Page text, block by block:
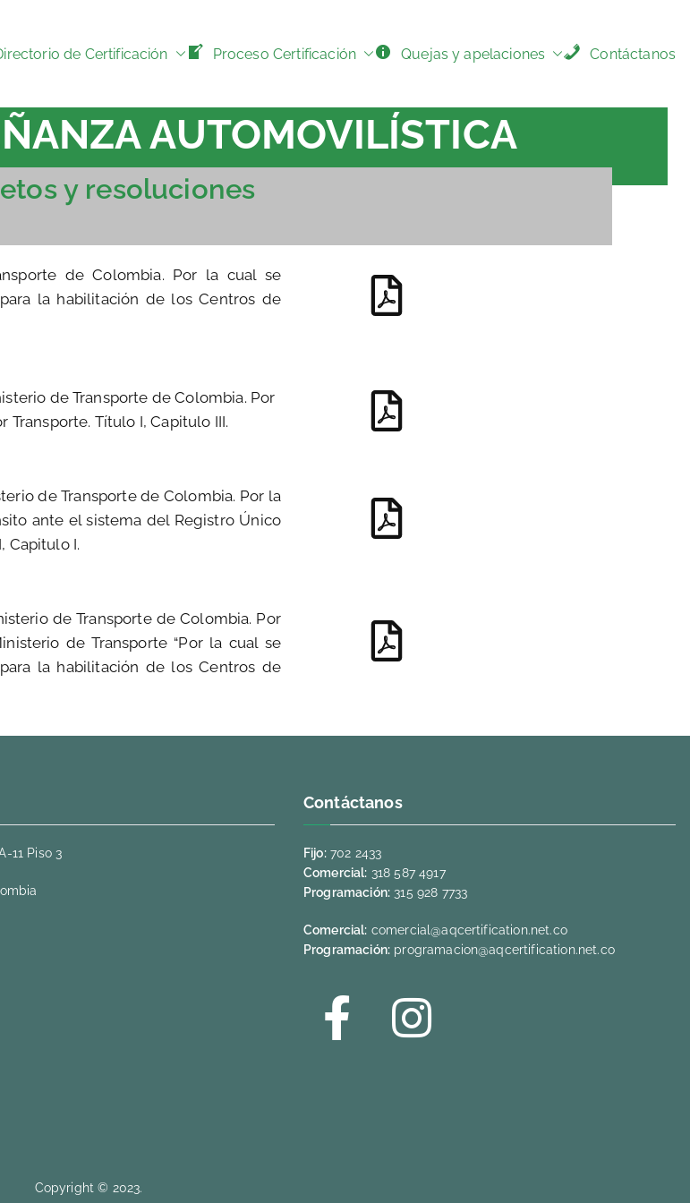
de Certificación Proceso Certificación Quejas y apelaciones Contáctanos
AUTOMOVILÍSTICA
y resoluciones
de Colombia. Por la cual se
la habilitación de los Centros de
de Transporte de Colombia. Por
Título I, Capitulo III.
de Transporte de Colombia. Por la
ante el sistema del Registro Único
Capitulo I.
de Transporte de Colombia. Por
de Transporte “Por la cual se
la habilitación de los Centros de
11 Piso 3
Contáctanos
Fijo:702 2433
Comercial: 318 587 4917
Programación: 315 928 7733
Comercial: comercial@aqcertification.net.co
Programación: programacion@aqcertification.net.co
Copyright © 2023.